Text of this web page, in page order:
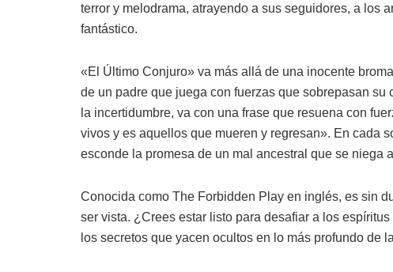
terror y melodrama, atrayendo a sus seguidores, a los
fantástico.
«El Último Conjuro» va más allá de una inocente
de un padre que juega con fuerzas que sobrepasan
la incertidumbre, va con una frase que resuena con
vivos y es aquellos que mueren y regresan». En cada
esconde la promesa de un mal ancestral que se niega
Conocida como The Forbidden Play en inglés, es sin
ser vista. ¿Crees estar listo para desafiar a los
los secretos que yacen ocultos en lo más profundo de